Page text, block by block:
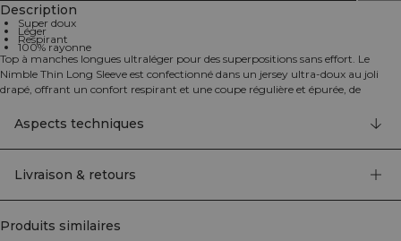
Description
Super doux
Léger
Respirant
100% rayonne
Top à manches longues ultraléger pour des superpositions sans effort. Le
Nimble Thin Long Sleeve est confectionné dans un jersey ultra-doux au joli
drapé, offrant un confort respirant et une coupe régulière et épurée, de
des échauffements en studio aux tenues du quotidien. Un essentiel raffiné que
vous aimerez retrouver saison après saison. 100% rayonne.
Aspects techniques
Livraison & retours
Produits similaires